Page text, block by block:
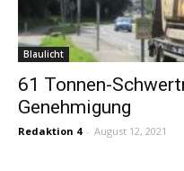
Blaulicht
61 Tonnen-
Genehmigung
Redaktion 4 - August 12, 2021